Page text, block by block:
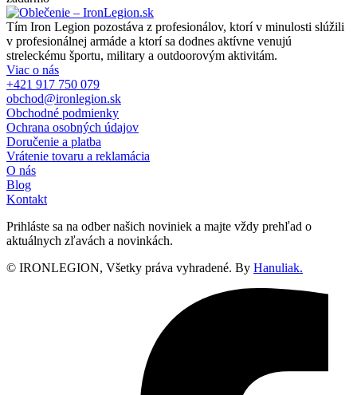
Tím Iron Legion pozostáva z profesionálov, ktorí v minulosti slúžili
v profesionálnej armáde a ktorí sa dodnes aktívne venujú
streleckému športu, military a outdoorovým aktivitám.
Viac o nás
+421 917 750 079
obchod@ironlegion.sk
Obchodné podmienky
Ochrana osobných údajov
Doručenie a platba
Vrátenie tovaru a reklamácia
O nás
Blog
Kontakt
Prihláste sa na odber našich noviniek a majte vždy prehľad o
aktuálnych zľavách a novinkách.
© IRONLEGION, Všetky práva vyhradené. By Hanuliak.